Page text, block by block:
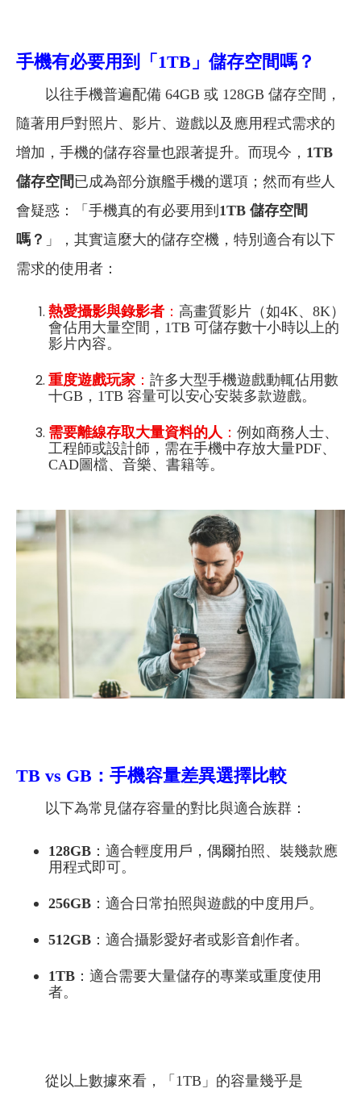
手機有必要用到「1TB」儲存空間嗎？
以往手機普遍配備 64GB 或 128GB 儲存空間，
隨著用戶對照片、影片、遊戲以及應用程式需求的
增加，手機的儲存容量也跟著提升。而現今， 1TB
儲存空間已成為部分旗艦手機的選項；然而有些人
會疑惑：「手機真的有必要用到 1TB 儲存空間
嗎？ 」，其實這麼大的儲存空機，特別適合有以下
需求的使用者：
熱愛攝影與錄影者 ： 高畫質影片（如4K、8K）
會佔用大量空間，1TB 可儲存數十小時以上的
影片內容。
重度遊戲玩家 ： 許多大型手機遊戲動輒佔用數
十GB，1TB 容量可以安心安裝多款遊戲。
需要離線存取大量資料的人 ： 例如商務人士、
工程師或設計師，需在手機中存放大量PDF、
CAD圖檔、音樂、書籍等。
TB vs GB ：手機容量差異選擇比較
以下為常見儲存容量的對比與適合族群：
128GB ：適合輕度用戶，偶爾拍照、裝幾款應
用程式即可。
256GB ：適合日常拍照與遊戲的中度用戶。
512GB ：適合攝影愛好者或影音創作者。
1TB ：適合需要大量儲存的專業或重度使用
者。
從以上數據來看，「1TB」的容量幾乎是